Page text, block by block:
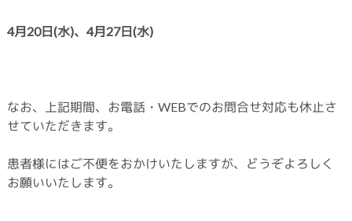
4月20日(水)、4月27日(水)
なお、上記期間、お電話・WEBでのお問合せ対応も休止さ
せていただきます。
患者様にはご不便をおかけいたしますが、どうぞよろしく
お願いいたします。